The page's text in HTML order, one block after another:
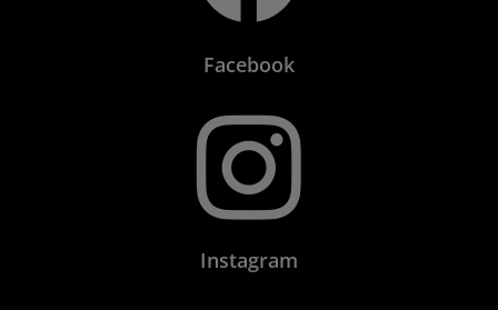
Facebook

Instagram